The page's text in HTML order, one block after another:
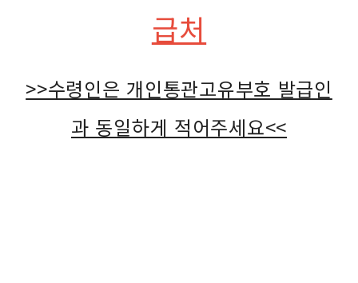
급처
>>수령인은 개인통관고유부호 발급인
과 동일하게 적어주세요<<